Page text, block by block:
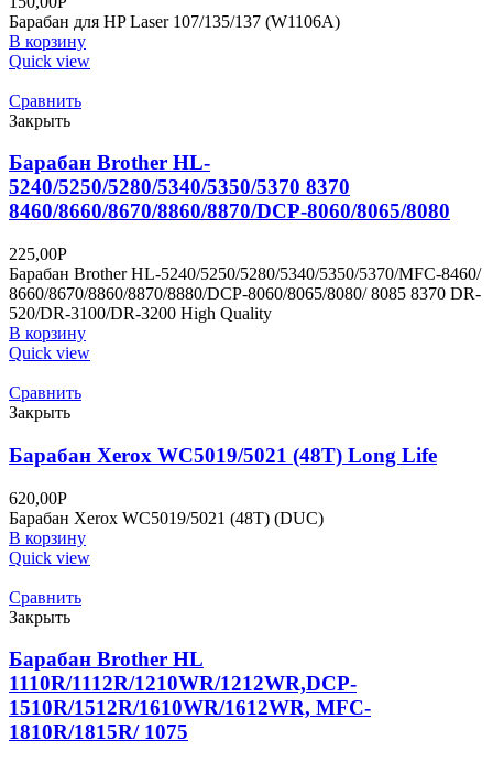
Барабан для HP Laser 107/135/137 (W1106A)
В корзину
Quick view
Сравнить
Закрыть
Барабан Brother HL-
5240/5250/5280/5340/5350/5370 8370
8460/8660/8670/8860/8870/DCP-8060/8065/8080
225,00Р
Барабан Brother HL-5240/5250/5280/5340/5350/5370/MFC-8460/
8660/8670/8860/8870/8880/DCP-8060/8065/8080/ 8085 8370 DR-
520/DR-3100/DR-3200 High Quality
В корзину
Quick view
Сравнить
Закрыть
Барабан Xerox WC5019/5021 (48T) Long Life
620,00Р
Барабан Xerox WC5019/5021 (48T) (DUC)
В корзину
Quick view
Сравнить
Закрыть
Барабан Brother HL
1110R/1112R/1210WR/1212WR,DCP-
1510R/1512R/1610WR/1612WR, MFC-
1810R/1815R/ 1075